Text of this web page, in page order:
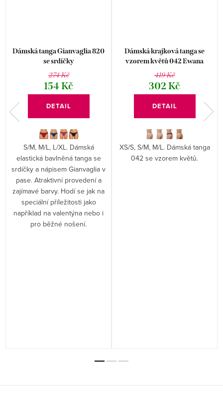
Dámská tanga Gianvaglia 820
se srdíčky
274 Kč
154 Kč
DETAIL
S/M, M/L, L/XL. Dámská
elastická bavlněná tanga se
srdíčky a nápisem Gianvaglia v
pase. Atraktivní provedení a
zajímavé barvy. Hodí se jak na
speciální příležitosti jako
například na valentýna nebo i
pro běžné nošení.
Dámská krajková tanga se
vzorem květů 042 Ewana
419 Kč
302 Kč
DETAIL
XS/S, S/M, M/L. Dámská tanga
042 se vzorem květů.